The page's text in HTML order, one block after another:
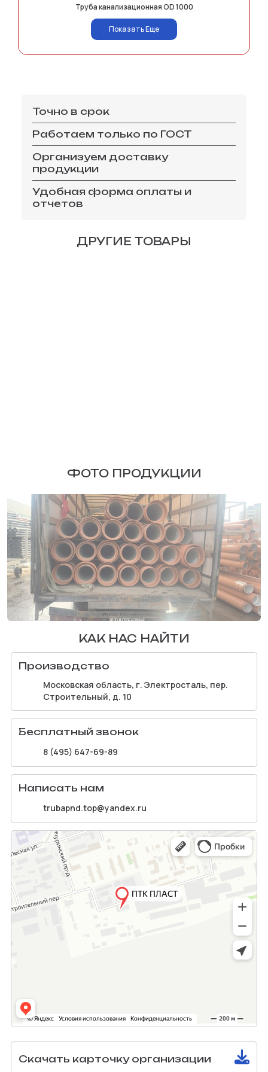
Труба канализационная OD 1000
Показать Еще
Точно в срок
Работаем только по ГОСТ
Организуем доставку
продукции
Удобная форма оплаты и
отчетов
ДРУГИЕ ТОВАРЫ
ФОТО ПРОДУКЦИИ
КАК НАС НАЙТИ
Производство
Московская область, г. Электросталь, пер.
Строительный, д. 10
Бесплатный звонок
8 (495) 647-69-89
Написать нам
trubapnd.top@yandex.ru
Скачать карточку организации